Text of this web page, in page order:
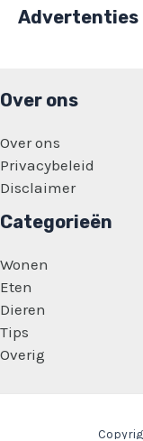
Advertenties
Over ons
Over ons
Privacybeleid
Disclaimer
Categorieën
Wonen
Eten
Dieren
Tips
Overig